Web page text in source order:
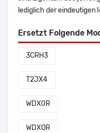
lediglich der eindeutigen
Ersetzt Folgende
3CRH3
T2JX4
WDX0R
WDXOR